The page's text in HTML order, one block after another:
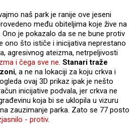
naš park je ranije ove jeseni
među obiteljima koje žive na
je pokazalo da se ne bune protiv
ono što ističe i inicijativa neprestano
agresivnog ateizma, netrpeljivosti
i čega sve ne. Stanari traže
, a ne na lokaciji za koju crkva i
ovaj 3D prikaz ipak je nešto
inicijative podvala, jer crkva ne
koja bi se uklopila u vizuru
zauzimanje parka. Zato se 77 posto
- protiv.